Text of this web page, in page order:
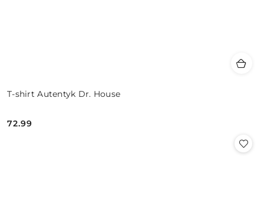
T-shirt Autentyk Dr. House
Cena:
72.99